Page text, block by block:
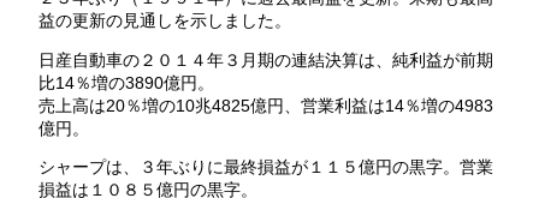
益の更新の見通しを示しました。
日産自動車の２０１４年３月期の連結決算は、純利益が前期
比14％増の3890億円。
売上高は20％増の10兆4825億円、営業利益は14％増の4983
億円。
シャープは、３年ぶりに最終損益が１１５億円の黒字。営業
損益は１０８５億円の黒字。